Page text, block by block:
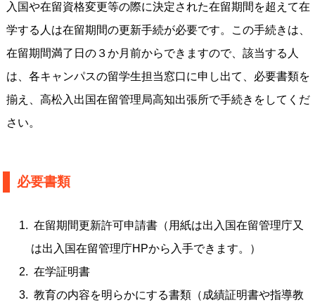
入国や在留資格変更等の際に決定された在留期間を超えて在
学する人は在留期間の更新手続が必要です。この手続きは、
在留期間満了日の３か月前からできますので、該当する人
は、各キャンパスの留学生担当窓口に申し出て、必要書類を
揃え、高松入出国在留管理局高知出張所で手続きをしてくだ
さい。
必要書類
在留期間更新許可申請書（用紙は出入国在留管理庁又
は出入国在留管理庁HPから入手できます。）
在学証明書
教育の内容を明らかにする書類（成績証明書や指導教